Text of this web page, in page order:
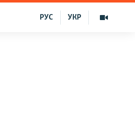
УКР
РУС